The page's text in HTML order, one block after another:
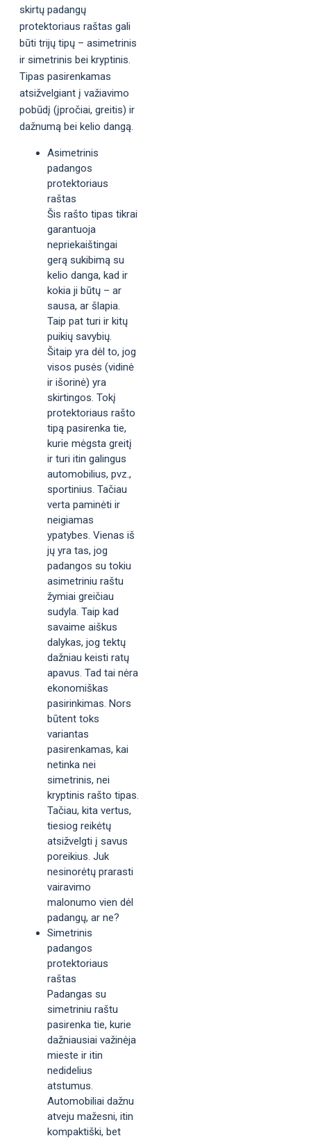
skirtų padangų
protektoriaus raštas gali
būti trijų tipų – asimetrinis
ir simetrinis bei kryptinis.
Tipas pasirenkamas
atsižvelgiant į važiavimo
pobūdį (įpročiai, greitis) ir
dažnumą bei kelio dangą.
Asimetrinis
padangos
protektoriaus
raštas
Šis rašto tipas tikrai
garantuoja
nepriekaištingai
gerą sukibimą su
kelio danga, kad ir
kokia ji būtų – ar
sausa, ar šlapia.
Taip pat turi ir kitų
puikių savybių.
Šitaip yra dėl to, jog
visos pusės (vidinė
ir išorinė) yra
skirtingos. Tokį
protektoriaus rašto
tipą pasirenka tie,
kurie mėgsta greitį
ir turi itin galingus
automobilius, pvz.,
sportinius. Tačiau
verta paminėti ir
neigiamas
ypatybes. Vienas iš
jų yra tas, jog
padangos su tokiu
asimetriniu raštu
žymiai greičiau
sudyla. Taip kad
savaime aiškus
dalykas, jog tektų
dažniau keisti ratų
apavus. Tad tai nėra
ekonomiškas
pasirinkimas. Nors
būtent toks
variantas
pasirenkamas, kai
netinka nei
simetrinis, nei
kryptinis rašto tipas.
Tačiau, kita vertus,
tiesiog reikėtų
atsižvelgti į savus
poreikius. Juk
nesinorėtų prarasti
vairavimo
malonumo vien dėl
padangų, ar ne?
Simetrinis
padangos
protektoriaus
raštas
Padangas su
simetriniu raštu
pasirenka tie, kurie
dažniausiai važinėja
mieste ir itin
nedidelius
atstumus.
Automobiliai dažnu
atveju mažesni, itin
kompaktiški, bet